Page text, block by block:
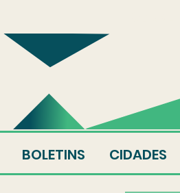
CIDADES
BOLETINS